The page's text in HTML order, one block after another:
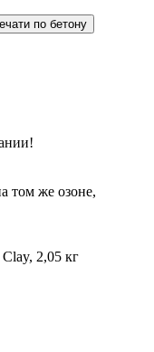
по бетону
том же озоне,
2,05 кг